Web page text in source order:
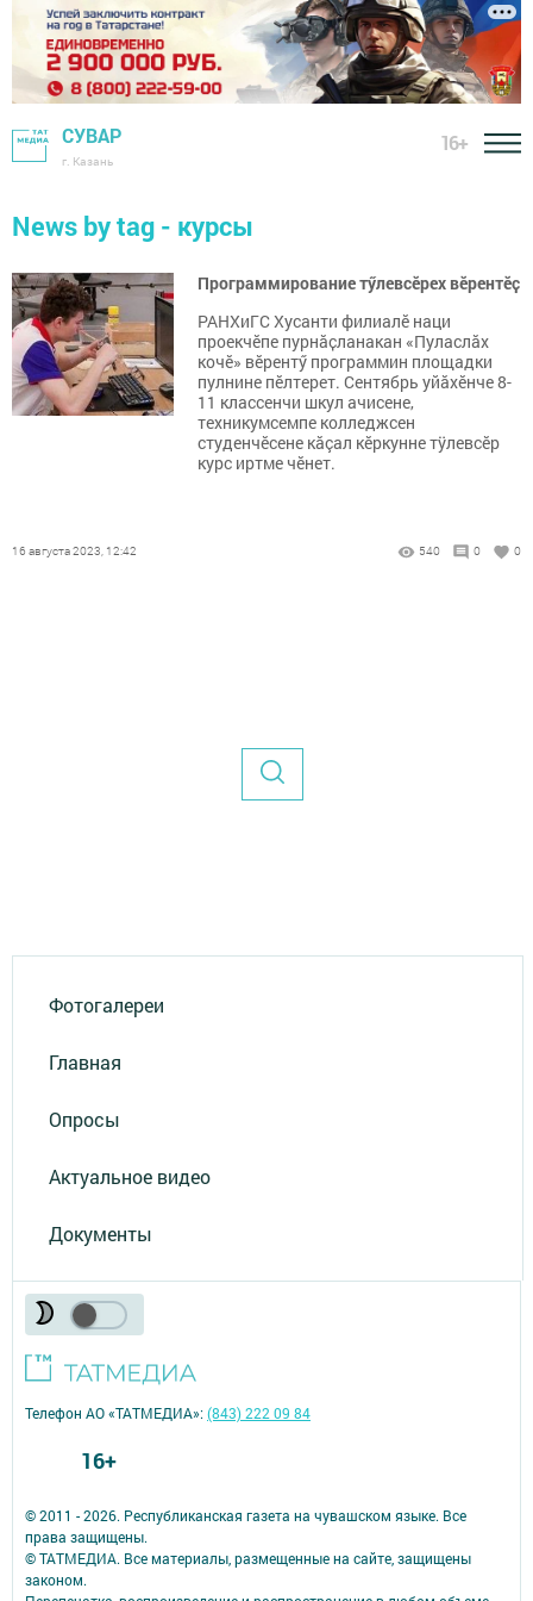
СУВАР
г. Казань
16+
News by tag - курсы
Программирование тӳлевсӗрех вӗрентӗҫ
РАНХиГС Хусанти филиалӗ наци
проекчĕпе пурнӑҫланакан «Пуласлӑх
кочӗ» вӗрентӳ программин площадки
пулнине пĕлтерет. Сентябрь уйӑхӗнче 8-
11 классенчи шкул ачисене,
техникумсемпе колледжсен
студенчӗсене кăçал кĕркунне тÿлевсĕр
курс иртме чĕнет.
16 августа 2023, 12:42 540 0 0
Фотогалереи
Главная
Опросы
Актуальное видео
Документы
© 2011 - 2026. Республиканская газета на чувашском языке. Все
права защищены.
© ТАТМЕДИА. Все материалы, размещенные на сайте, защищены
законом.
Телефон АО «ТАТМЕДИА»:(843) 222 09 84
16+